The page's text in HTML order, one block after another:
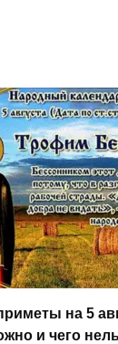
на 5
и чего